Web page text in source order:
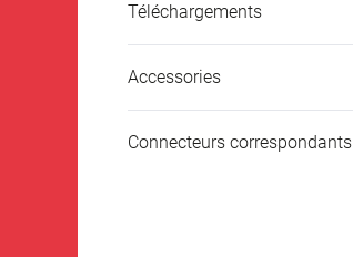
Téléchargements
Accessories
Connecteurs correspondants